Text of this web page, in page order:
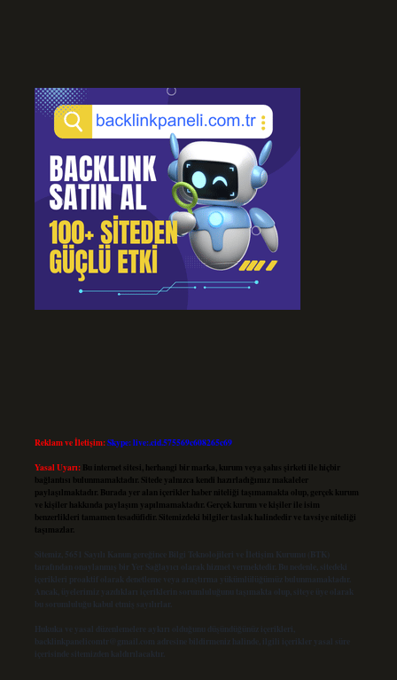
Reklam ve İletişim:Skype: live:.cid.575569c608265c69
Yasal Uyarı: Bu internet sitesi, herhangi bir marka, kurum veya şahıs şirketi ile hiçbir
bağlantısı bulunmamaktadır. Sitede yalnızca kendi hazırladığımız makaleler
paylaşılmaktadır. Burada yer alan içerikler haber niteliği taşımamakta olup, gerçek kurum
ve kişiler hakkında paylaşım yapılmamaktadır. Gerçek kurum ve kişiler ile isim
benzerlikleri tamamen tesadüfidir. Sitemizdeki bilgiler taslak halindedir ve tavsiye niteliği
taşımazlar.
Sitemiz, 5651 Sayılı Kanun gereğince Bilgi Teknolojileri ve İletişim Kurumu (BTK)
tarafından onaylanmış bir Yer Sağlayıcı olarak hizmet vermektedir. Bu nedenle, sitedeki
içerikleri proaktif olarak denetleme veya araştırma yükümlülüğümüz bulunmamaktadır.
Ancak, üyelerimiz yazdıkları içeriklerin sorumluluğunu taşımakta olup, siteye üye olarak
bu sorumluluğu kabul etmiş sayılırlar.
Hukuka ve yasal düzenlemelere aykırı olduğunu düşündüğünüz içerikleri,
backlinkpanelicomtr@gmail.com adresine bildirmeniz halinde, ilgili içerikler yasal süre
içerisinde sitemizden kaldırılacaktır.